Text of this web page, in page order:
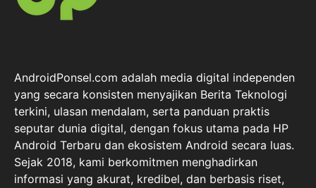
AndroidPonsel.com adalah media digital independen
yang secara konsisten menyajikan Berita Teknologi
terkini, ulasan mendalam, serta panduan praktis
seputar dunia digital, dengan fokus utama pada HP
Android Terbaru dan ekosistem Android secara luas.
Sejak 2018, kami berkomitmen menghadirkan
informasi yang akurat, kredibel, dan berbasis riset,